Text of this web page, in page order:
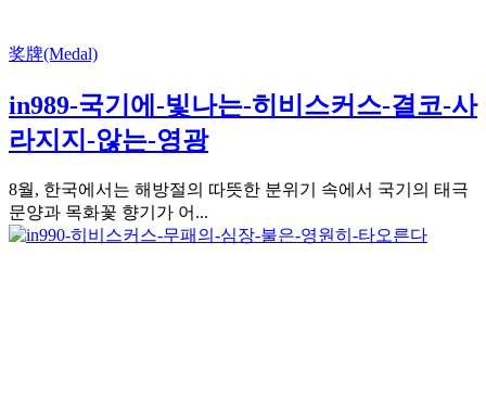
奖牌(Medal)
in989-국기에-빛나는-히비스커스-결코-사
라지지-않는-영광
8월, 한국에서는 해방절의 따뜻한 분위기 속에서 국기의 태극
문양과 목화꽃 향기가 어...